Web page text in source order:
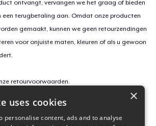
ontvangt, vervangen we het graag of bieden
een terugbetaling aan. Omdat onze producten
gemaakt, kunnen we geen retourzendingen
voor onjuiste maten, kleuren of als u gewoon
retourvoorwaarden.
×
uses cookies
personalise content, ads and to analyse